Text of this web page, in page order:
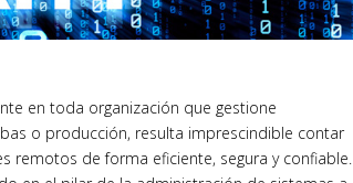
en toda organización que gestione
o producción, resulta imprescindible contar
remotos de forma eficiente, segura y confiable.